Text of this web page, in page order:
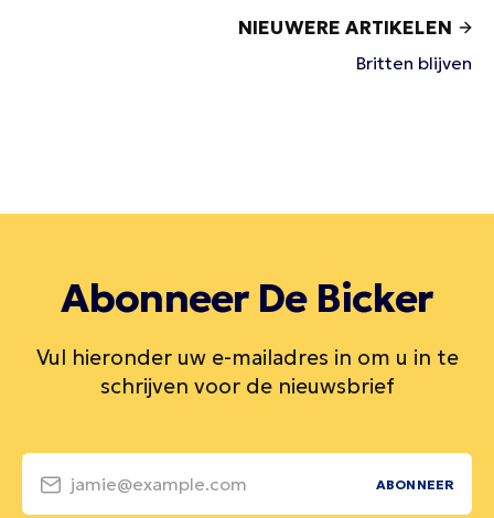
NIEUWERE ARTIKELEN
Britten blijven
Abonneer De Bicker
Vul hieronder uw e-mailadres in om u in te
schrijven voor de nieuwsbrief
jamie@example.com ABONNEER